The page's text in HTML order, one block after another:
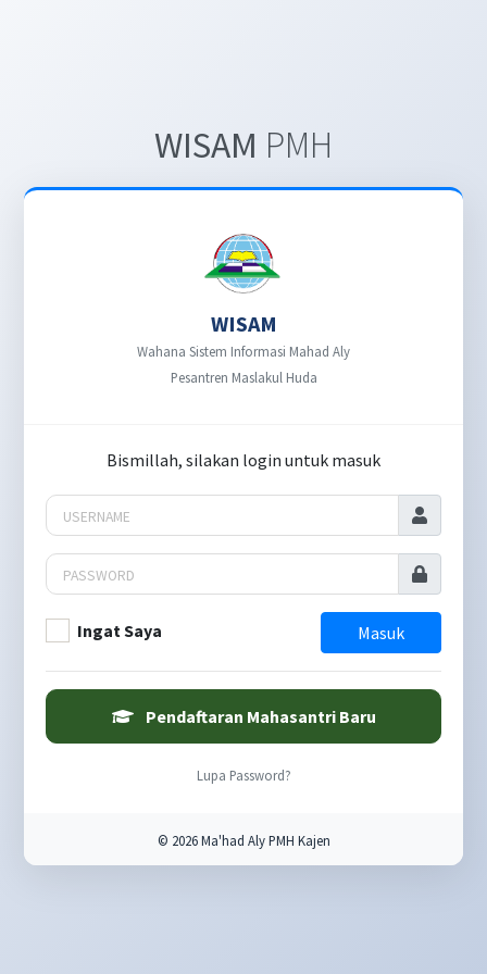
WISAM PMH
WISAM
Wahana Sistem Informasi Mahad Aly
Pesantren Maslakul Huda
Bismillah, silakan login untuk masuk
Ingat Saya Masuk
Pendaftaran Mahasantri Baru
Lupa Password?
© 2026 Ma'had Aly PMH Kajen